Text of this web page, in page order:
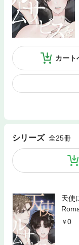
カート
シリーズ 全25冊
天使
0